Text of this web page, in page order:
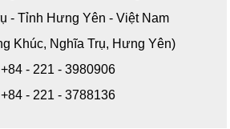
- Tỉnh Hưng Yên - Việt Nam
Khúc, Nghĩa Trụ, Hưng Yên)
+84 - 221 - 3980906
+84 - 221 - 3788136